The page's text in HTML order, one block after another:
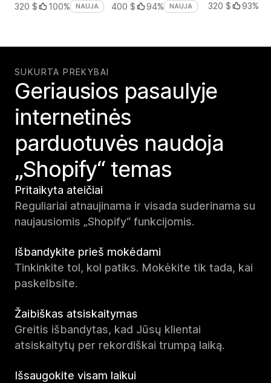
320 $
100% NAUJA
400 $
94% NAUJA
320 $
93%
SUKURTA PREKYBAI
Geriausios pasaulyje
internetinės
parduotuvės naudoja
„Shopify“ temas
Pritaikyta ateičiai
Reguliariai atnaujinama ir visada suderinama su
naujausiomis „Shopify“ funkcijomis.
Išbandykite prieš mokėdami
Tinkinkite tol, kol patiks. Mokėkite tik tada, kai
paskelbsite.
Žaibiškas atsiskaitymas
Greitis išbandytas, kad Jūsų klientai
atsiskaitytų per rekordiškai trumpą laiką.
Išsaugokite visam laikui